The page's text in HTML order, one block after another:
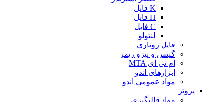
K فایل
H فایل
C فایل
لنتولو
فایل روتاری
گیتس و پیزو ریمر
ام تی ای MTA
ابزارهای اندو
مواد عمومی اندو
پروتز
مواد قالبگیری